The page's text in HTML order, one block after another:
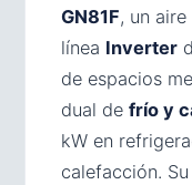
GN81F, un
línea Inverter
de espacios
dual de frío y
kW en
calefacción.